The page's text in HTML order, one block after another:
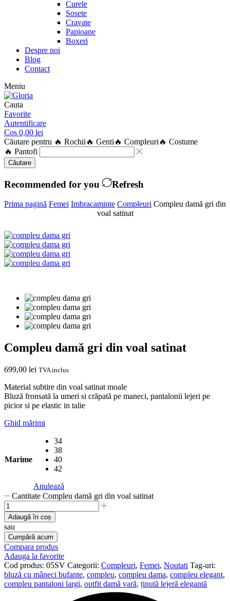
Curele
Sosete
Cravate
Papioane
Boxeri
Despre noi
Blog
Contact
Meniu
Cauta
Favorite
Autentificare
Cos 0,00 lei
Căutare pentru 🔥 Rochii 🔥 Genti 🔥 Compleuri 🔥 Costume
🔥 Pantofi
Căutare
Recommended for you Refresh
Prima pagină Femei Imbracaminte Compleuri Compleu damă gri din
voal satinat
Compleu damă gri din voal satinat
699,00 lei TVA inclus
Material subtire din voal satinat moale
Bluză fronsată la umeri si crăpată pe maneci, pantalonii lejeri pe
picior si pe elastic in talie
Ghid mărimi
Marime
34
38
40
42
Anulează
Cantitate Compleu damă gri din voal satinat
Adaugă în coș
sau
Cumpără acum
Compara produs
Adauga la favorite
Cod produs: 05SV Categorii: Compleuri, Femei, Noutati Tag-uri:
bluză cu mâneci bufante, compleu, compleu dama, compleu elegant,
compleu pantaloni largi, outfit damă vară, ținută lejeră elegantă